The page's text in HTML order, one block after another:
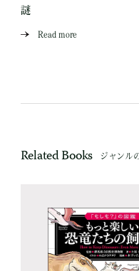
謎
Read more
Related Books ジャンル